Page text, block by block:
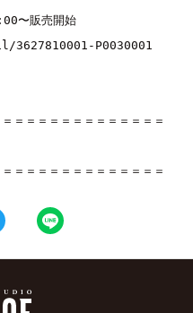
〜販売開始
P0030001
＝＝＝＝＝＝＝＝＝＝＝＝＝
＝＝＝＝＝＝＝＝＝＝＝＝＝